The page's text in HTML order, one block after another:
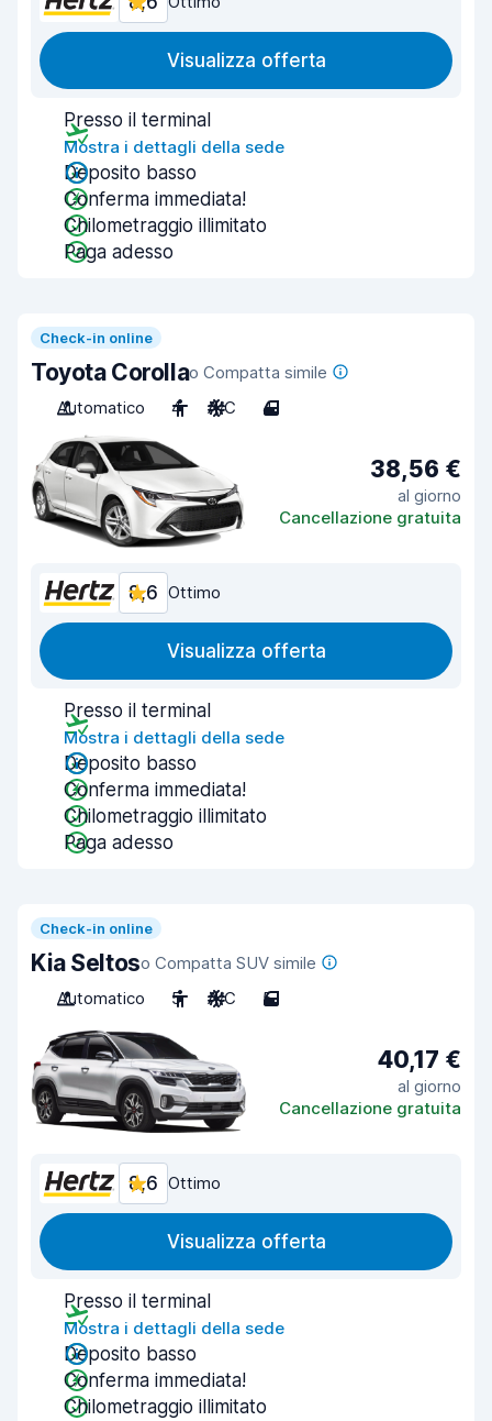
Visualizza offerta
Presso il terminal
Mostra i dettagli della sede
Deposito basso
Conferma immediata!
Chilometraggio illimitato
Paga adesso
Check-in online
Toyota Corollao Compatta simile
Automatico
4 A/C 4
38,56 €
al giorno
Cancellazione gratuita
8,6 Ottimo
Visualizza offerta
Presso il terminal
Mostra i dettagli della sede
Deposito basso
Conferma immediata!
Chilometraggio illimitato
Paga adesso
Check-in online
Kia Seltoso Compatta SUV simile
Automatico
5 A/C 5
40,17 €
al giorno
Cancellazione gratuita
8,6 Ottimo
Visualizza offerta
Presso il terminal
Mostra i dettagli della sede
Deposito basso
Conferma immediata!
Chilometraggio illimitato